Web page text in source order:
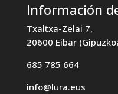
Información
Txaltxa-Zelai 7,
20600 Eibar
685 785 664
info@lura.eus